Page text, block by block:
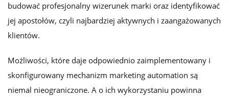
budować profesjonalny wizerunek marki oraz identyfikować
jej apostołów, czyli najbardziej aktywnych i zaangażowanych
klientów.
Możliwości, które daje odpowiednio zaimplementowany i
skonfigurowany mechanizm marketing automation są
niemal nieograniczone. A o ich wykorzystaniu powinna